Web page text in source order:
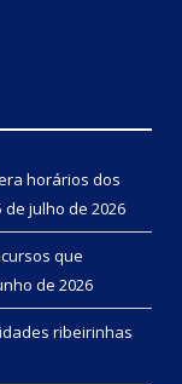
horários dos
de julho de 2026
que
de 2026
ribeirinhas